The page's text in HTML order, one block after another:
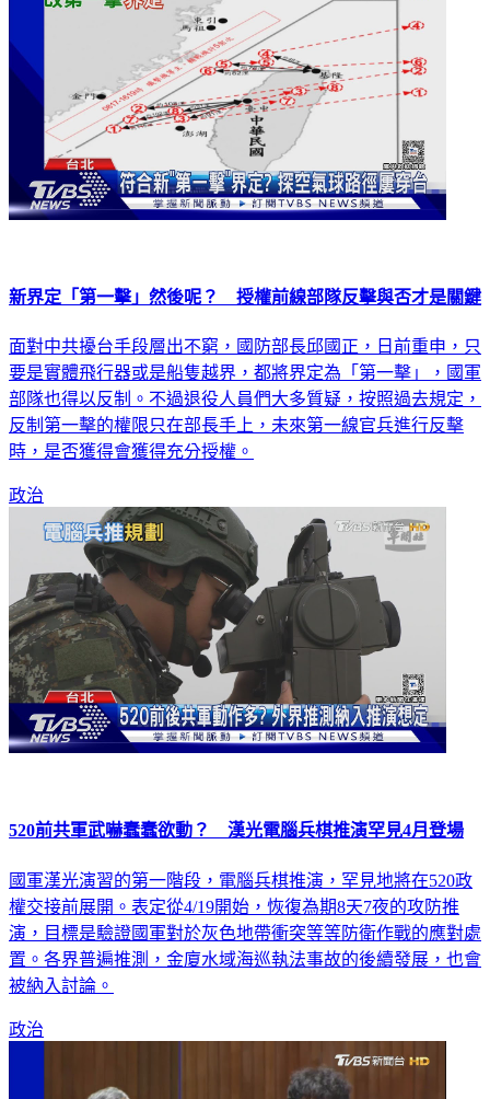
新界定「第一擊」然後呢？ 授權前線部隊反擊與否才是關鍵
面對中共擾台手段層出不窮，國防部長邱國正，日前重申，只
要是實體飛行器或是船隻越界，都將界定為「第一擊」，國軍
部隊也得以反制。不過退役人員們大多質疑，按照過去規定，
反制第一擊的權限只在部長手上，未來第一線官兵進行反擊
時，是否獲得會獲得充分授權。
政治
520前共軍武嚇蠢蠢欲動？ 漢光電腦兵棋推演罕見4月登場
國軍漢光演習的第一階段，電腦兵棋推演，罕見地將在520政
權交接前展開。表定從4/19開始，恢復為期8天7夜的攻防推
演，目標是驗證國軍對於灰色地帶衝突等等防衛作戰的應對處
置。各界普遍推測，金廈水域海巡執法事故的後續發展，也會
被納入討論。
政治